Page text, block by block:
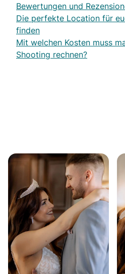
Bewertungen und
Die perfekte Location für
finden
Mit welchen Kosten muss
Shooting rechnen?